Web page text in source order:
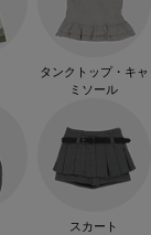
タンクトップ・キャ
ミソール
スカート